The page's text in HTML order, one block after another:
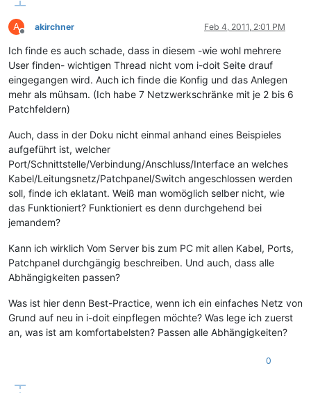
A
Offline
akirchner Feb 4, 2011, 2:01 PM
Ich finde es auch schade, dass in diesem -wie wohl mehrere
User finden- wichtigen Thread nicht vom i-doit Seite drauf
eingegangen wird. Auch ich finde die Konfig und das Anlegen
mehr als mühsam. (Ich habe 7 Netzwerkschränke mit je 2 bis 6
Patchfeldern)
Auch, dass in der Doku nicht einmal anhand eines Beispieles
aufgeführt ist, welcher
Port/Schnittstelle/Verbindung/Anschluss/Interface an welches
Kabel/Leitungsnetz/Patchpanel/Switch angeschlossen werden
soll, finde ich eklatant. Weiß man womöglich selber nicht, wie
das Funktioniert? Funktioniert es denn durchgehend bei
jemandem?
Kann ich wirklich Vom Server bis zum PC mit allen Kabel, Ports,
Patchpanel durchgängig beschreiben. Und auch, dass alle
Abhängigkeiten passen?
Was ist hier denn Best-Practice, wenn ich ein einfaches Netz von
Grund auf neu in i-doit einpflegen möchte? Was lege ich zuerst
an, was ist am komfortabelsten? Passen alle Abhängigkeiten?
0